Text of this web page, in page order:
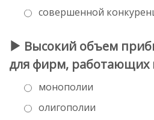
совершенной
Высокий объем
для фирм, работающих
монополии
олигополии